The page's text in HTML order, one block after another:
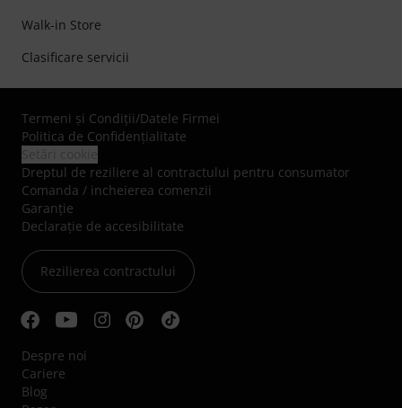
Walk-in Store
Clasificare servicii
Termeni şi Condiţii/Datele Firmei
Politica de Confidenţialitate
Dreptul de reziliere al contractului pentru consumator
Comanda / incheierea comenzii
Garanție
Declarație de accesibilitate
Rezilierea contractului
Despre noi
Cariere
Blog